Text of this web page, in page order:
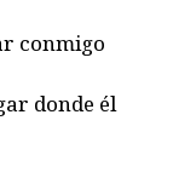
conmigo
donde él